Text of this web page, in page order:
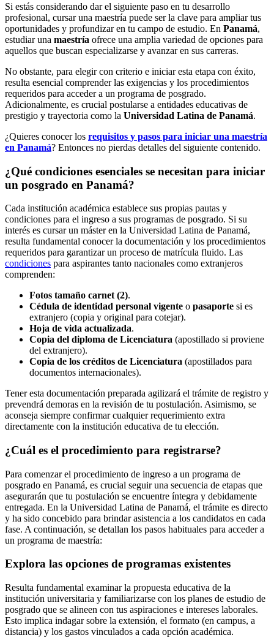
Si estás considerando dar el siguiente paso en tu desarrollo
profesional, cursar una maestría puede ser la clave para ampliar tus
oportunidades y profundizar en tu campo de estudio. En Panamá,
estudiar una maestría ofrece una amplia variedad de opciones para
aquellos que buscan especializarse y avanzar en sus carreras.
No obstante, para elegir con criterio e iniciar esta etapa con éxito,
resulta esencial comprender las exigencias y los procedimientos
requeridos para acceder a un programa de posgrado.
Adicionalmente, es crucial postularse a entidades educativas de
prestigio y trayectoria como la Universidad Latina de Panamá.
¿Quieres conocer los requisitos y pasos para iniciar una maestría
en Panamá? Entonces no pierdas detalles del siguiente contenido.
¿Qué condiciones esenciales se necesitan para iniciar
un posgrado en Panamá?
Cada institución académica establece sus propias pautas y
condiciones para el ingreso a sus programas de posgrado. Si su
interés es cursar un máster en la Universidad Latina de Panamá,
resulta fundamental conocer la documentación y los procedimientos
requeridos para garantizar un proceso de matrícula fluido. Las
condiciones para aspirantes tanto nacionales como extranjeros
comprenden:
Fotos tamaño carnet (2).
Cédula de identidad personal vigente o pasaporte si es
extranjero (copia y original para cotejar).
Hoja de vida actualizada.
Copia del diploma de Licenciatura (apostillado si proviene
del extranjero).
Copia de los créditos de Licenciatura (apostillados para
documentos internacionales).
Tener esta documentación preparada agilizará el trámite de registro y
prevendrá demoras en la revisión de tu postulación. Asimismo, se
aconseja siempre confirmar cualquier requerimiento extra
directamente con la institución educativa de tu elección.
¿Cuál es el procedimiento para registrarse?
Para comenzar el procedimiento de ingreso a un programa de
posgrado en Panamá, es crucial seguir una secuencia de etapas que
asegurarán que tu postulación se encuentre íntegra y debidamente
entregada. En la Universidad Latina de Panamá, el trámite es directo
y ha sido concebido para brindar asistencia a los candidatos en cada
fase. A continuación, se detallan los pasos habituales para acceder a
un programa de maestría:
Explora las opciones de programas existentes
Resulta fundamental examinar la propuesta educativa de la
institución universitaria y familiarizarse con los planes de estudio de
posgrado que se alineen con tus aspiraciones e intereses laborales.
Esto implica indagar sobre la extensión, el formato (en campus, a
distancia) y los gastos vinculados a cada opción académica.